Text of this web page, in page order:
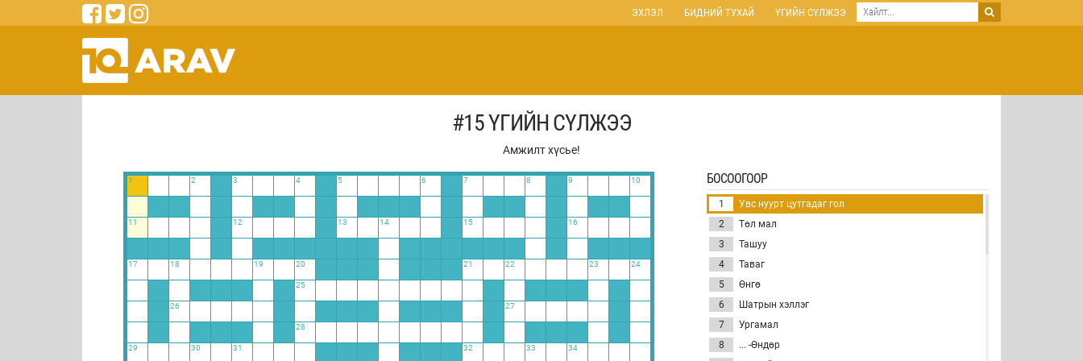
ЭХЛЭЛ БИДНИЙ ТУХАЙ ҮГИЙН СҮЛЖЭЭ
#15 ҮГИЙН СҮЛЖЭЭ
Амжилт хүсье!
1 2 3 4 5 6 7 8 9 10
11 12 13 14 15 16
17 18 19 20 21 22 23 24
25
26 27
28
29 30 31 32 33 34
БОСООГООР
1
Увс нуурт цутгадаг гол
2
Төл мал
3
Ташуу
4
Таваг
5
Өнгө
6
Шатрын хэллэг
7
Ургамал
8
... -Өндөр